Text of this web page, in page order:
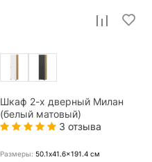
Шкаф 2-х дверный Милан
(белый матовый)
3 отзыва
Размеры: 50.1x41.6x191.4 см